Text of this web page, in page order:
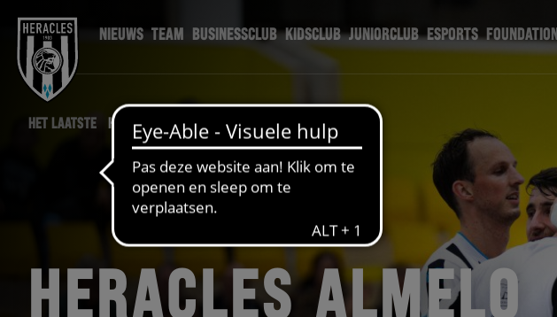
NIEUWS TEAM BUSINESSCLUB KIDSCLUB JUNIORCLUB ESPORTS FOUNDATION
HET LAATSTE HERACLES NIEUWS
HERACLES ALMELO